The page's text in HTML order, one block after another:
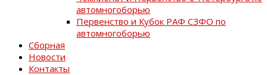
автомногоборью
Первенство и Кубок РАФ СЗФО по
автомногоборью
Сборная
Новости
Контакты